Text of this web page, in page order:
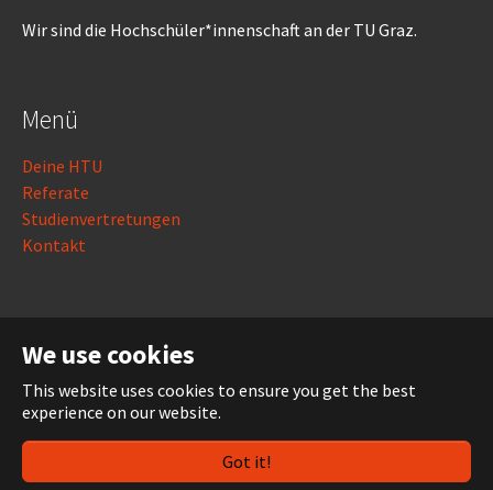
We use cookies
This website uses cookies to ensure you get the best
experience on our website.
Got it!
Wir sind die Hochschüler*innenschaft an der TU Graz.
Menü
Deine HTU
Referate
Studienvertretungen
Kontakt
Impressum
Datenschutz